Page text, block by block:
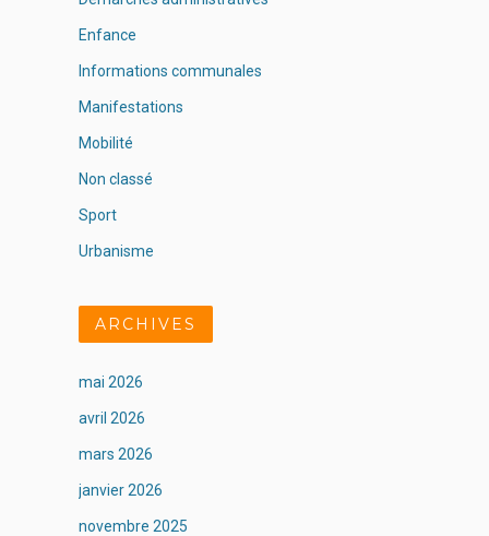
Enfance
Informations communales
Manifestations
Mobilité
Non classé
Sport
Urbanisme
ARCHIVES
mai 2026
avril 2026
mars 2026
janvier 2026
novembre 2025